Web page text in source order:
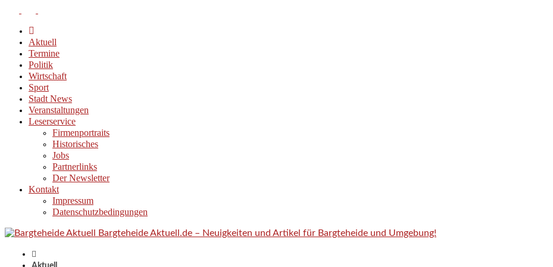
Aktuell
Termine
Politik
Wirtschaft
Sport
Stadt News
Veranstaltungen
Leserservice
Firmenportraits
Historisches
Jobs
Partnerlinks
Der Newsletter
Kontakt
Impressum
Datenschutzbedingungen
Bargteheide Aktuell.de – Neuigkeiten und Artikel für Bargteheide und Umgebung!